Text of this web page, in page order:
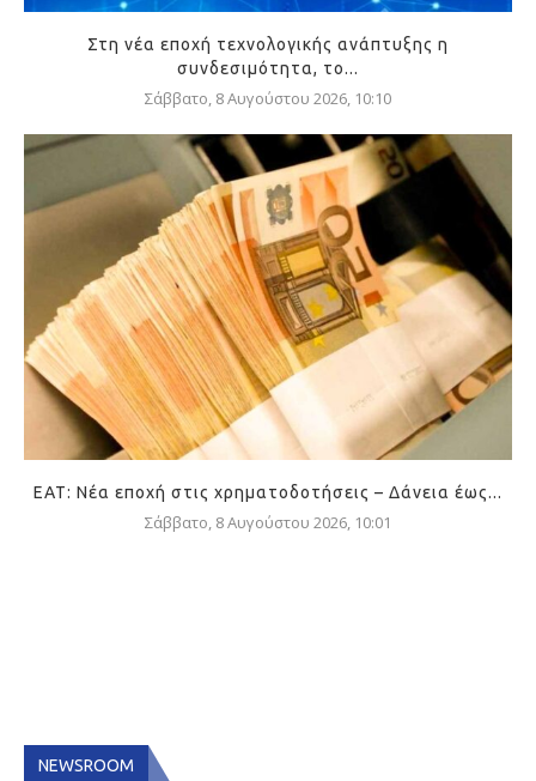
Στη νέα εποχή τεχνολογικής ανάπτυξης η
συνδεσιμότητα, το...
Σάββατο, 8 Αυγούστου 2026, 10:10
ΕΑΤ: Νέα εποχή στις χρηματοδοτήσεις – Δάνεια έως...
Σάββατο, 8 Αυγούστου 2026, 10:01
NEWSROOM